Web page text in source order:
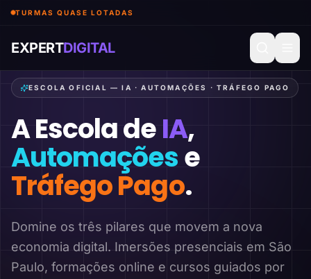
TURMAS QUASE LOTADAS
EXPERTDIGITAL
ESCOLA OFICIAL — IA · AUTOMAÇÕES · TRÁFEGO PAGO
A Escola deIA,
Automaçõese
Tráfego Pago.
Domine os três pilares que movem a nova
economia digital. Imersões presenciais em São
Paulo, formações online e cursos guiados por